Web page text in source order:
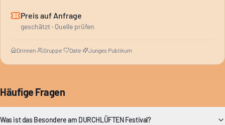
Preis auf Anfrage
geschätzt · Quelle prüfen
Drinnen· Gruppe· Date· Junges Publikum
Häufige Fragen
Was ist das Besondere am DURCHLÜFTEN Festival?